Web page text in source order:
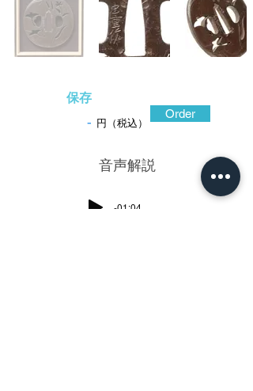
保存
- 円（税込）
Order
​音声解説
-01:04